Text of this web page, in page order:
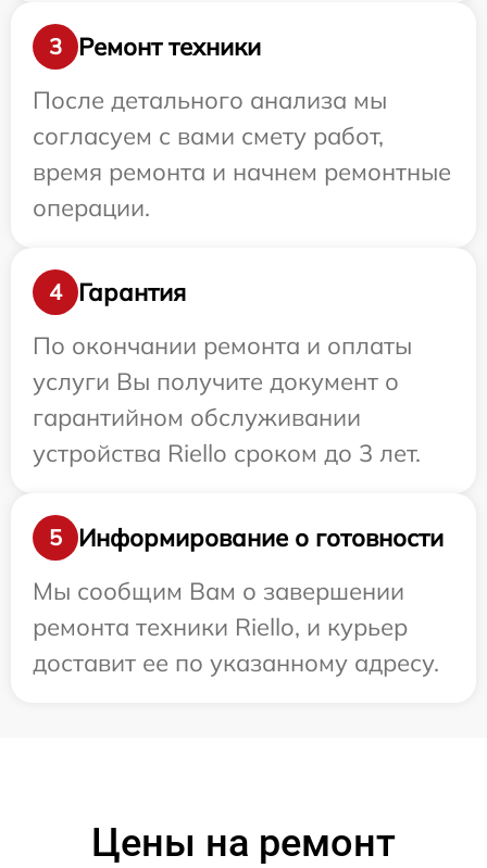
3
Ремонт техники
После детального анализа мы
согласуем с вами смету работ,
время ремонта и начнем ремонтные
операции.
4
Гарантия
По окончании ремонта и оплаты
услуги Вы получите документ о
гарантийном обслуживании
устройства Riello сроком до 3 лет.
5
Информирование о готовности
Мы сообщим Вам о завершении
ремонта техники Riello, и курьер
доставит ее по указанному адресу.
Цены на ремонт